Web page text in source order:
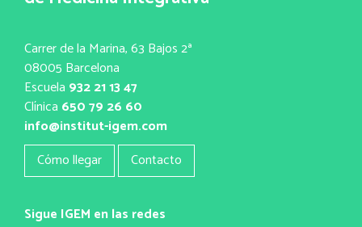
Carrer de la Marina, 63 Bajos 2ª
08005 Barcelona
Escuela 932 21 13 47
Clínica 650 79 26 60
info@institut-igem.com
Cómo llegar
Contacto
Sigue IGEM en las redes